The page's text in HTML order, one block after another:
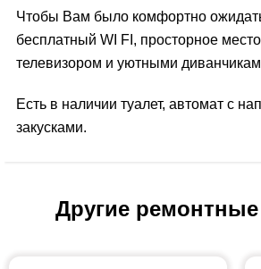
Чтобы Вам было комфортно
бесплатный WI FI, просторное
телевизором и уютными
Есть в наличии туалет, автомат с
закусками.
Другие